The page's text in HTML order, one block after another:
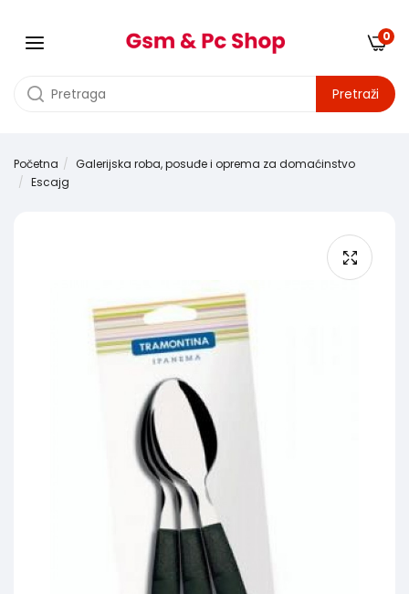
Pretraži
0
Početna
Galerijska roba, posuđe i oprema za domaćinstvo
Escajg